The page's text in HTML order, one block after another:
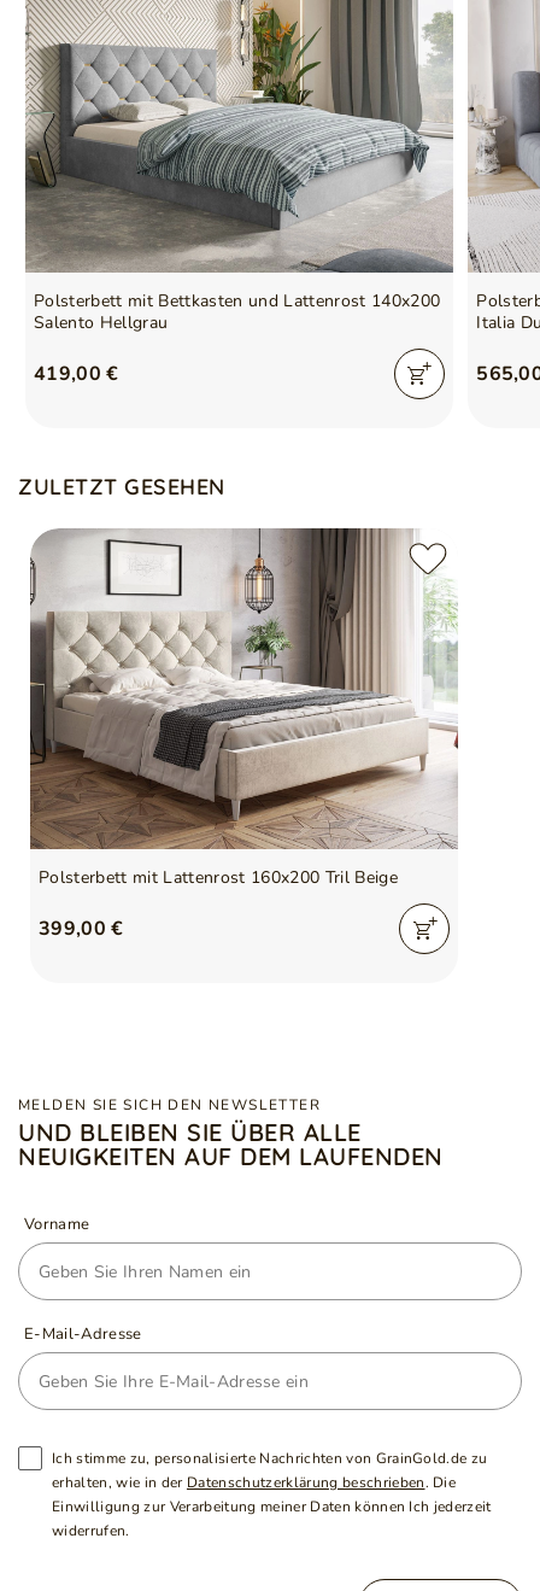
Polsterbett mit Bettkasten und Lattenrost 140x200
Salento Hellgrau
419,00 €
Italia
ZULETZT GESEHEN
Polsterbett mit Lattenrost 160x200 Tril Beige
399,00 €
MELDEN SIE SICH DEN NEWSLETTER
UND BLEIBEN SIE ÜBER ALLE
NEUIGKEITEN AUF DEM LAUFENDEN
Vorname
E-Mail-Adresse
Ich stimme zu, personalisierte Nachrichten von GrainGold.de zu
erhalten, wie in der Datenschutzerklärung beschrieben. Die
Einwilligung zur Verarbeitung meiner Daten können Ich jederzeit
widerrufen.